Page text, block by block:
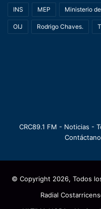
INS MEP Ministerio
OIJ Rodrigo Chaves.
CRC89.1 FM - Noticias -
© Copyright 2026, Todos
Radial